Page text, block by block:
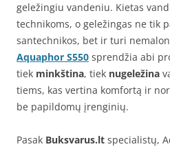
geležingiu vandeniu. Kietas
technikoms, o geležingas ne tik
santechnikos, bet ir turi
Aquaphor S550 sprendžia abi
tiek minkština, tiek nugeležina
tiems, kas vertina komfortą ir
be papildomų įrenginių.
Pasak Buksvarus.lt specialistų,